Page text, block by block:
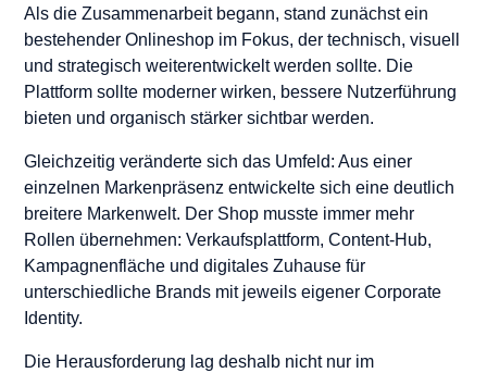
Als die Zusammenarbeit begann, stand zunächst ein
bestehender Onlineshop im Fokus, der technisch, visuell
und strategisch weiterentwickelt werden sollte. Die
Plattform sollte moderner wirken, bessere Nutzerführung
bieten und organisch stärker sichtbar werden.
Gleichzeitig veränderte sich das Umfeld: Aus einer
einzelnen Markenpräsenz entwickelte sich eine deutlich
breitere Markenwelt. Der Shop musste immer mehr
Rollen übernehmen: Verkaufsplattform, Content-Hub,
Kampagnenfläche und digitales Zuhause für
unterschiedliche Brands mit jeweils eigener Corporate
Identity.
Die Herausforderung lag deshalb nicht nur im